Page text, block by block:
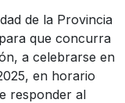
de la Provincia
que concurra
a celebrarse en
en horario
responder al